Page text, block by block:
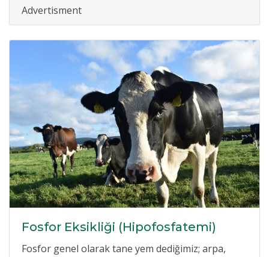
Advertisment
Fosfor Eksikliği (Hipofosfatemi)
Fosfor genel olarak tane yem dediğimiz; arpa,